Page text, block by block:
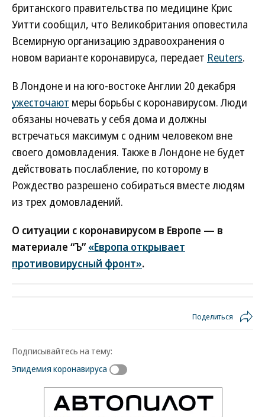
британского правительства по медицине Крис
Уитти сообщил, что Великобритания оповестила
Всемирную организацию здравоохранения о
новом варианте коронавируса, передает Reuters.
В Лондоне и на юго-востоке Англии 20 декабря
ужесточают меры борьбы с коронавирусом. Люди
обязаны ночевать у себя дома и должны
встречаться максимум с одним человеком вне
своего домовладения. Также в Лондоне не будет
действовать послабление, по которому в
Рождество разрешено собираться вместе людям
из трех домовладений.
О ситуации с коронавирусом в Европе — в
материале “Ъ” «Европа открывает
противовирусный фронт».
Поделиться
Подписывайтесь на тему:
Эпидемия коронавируса